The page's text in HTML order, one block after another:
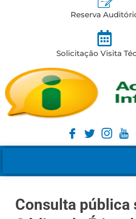
Reserva
Solicitação Visita
Consulta pública